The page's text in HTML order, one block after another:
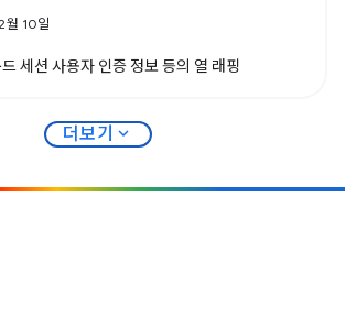
10일
세션 사용자 인증 정보 등의 열 래핑
더보기 expand_more